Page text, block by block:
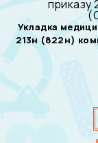
Укладка
213н (822н)